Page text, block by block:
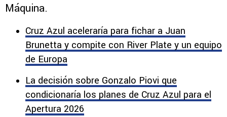
Máquina.
Cruz Azul aceleraría para fichar a Juan
Brunetta y compite con River Plate y un equipo
de Europa
La decisión sobre Gonzalo Piovi que
condicionaría los planes de Cruz Azul para el
Apertura 2026